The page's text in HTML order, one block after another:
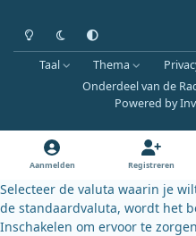
Heldere modus
Donkere modus
Systeemvoorkeur
Taal Thema
Onderdeel van de
Powered by
Aanmelden Registreren
Selecteer de valuta waarin je
de standaardvaluta, wordt het
Inschakelen om ervoor te